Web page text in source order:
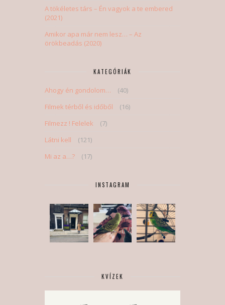
A tökéletes társ – Én vagyok a te embered
(2021)
Amikor apa már nem lesz… – Az
örökbeadás (2020)
KATEGÓRIÁK
Ahogy én gondolom…
(40)
Filmek térből és időből
(16)
Filmezz ! Felelek
(7)
Látni kell
(121)
Mi az a…?
(17)
INSTAGRAM
KVÍZEK